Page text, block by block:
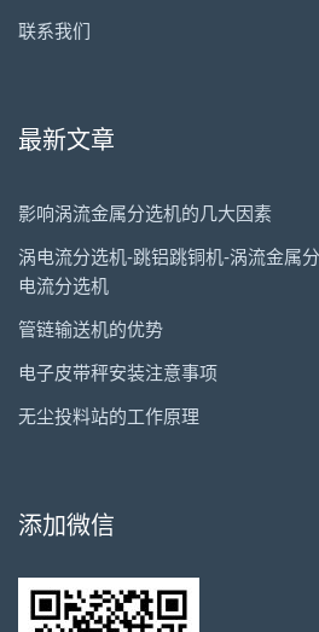
联系我们
最新文章
影响涡流金属分选机的几大因素
涡电流分选机-跳铝跳铜机-涡流金属
电流分选机
管链输送机的优势
电子皮带秤安装注意事项
无尘投料站的工作原理
添加微信